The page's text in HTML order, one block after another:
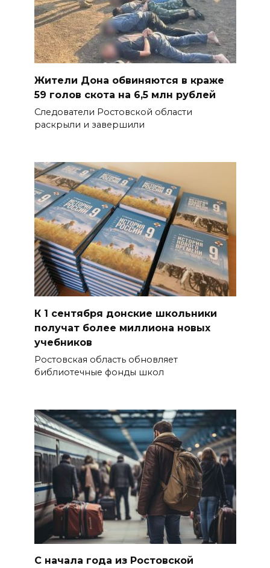
Жители Дона обвиняются в краже
59 голов скота на 6,5 млн рублей
Следователи Ростовской области
раскрыли и завершили
К 1 сентября донские школьники
получат более миллиона новых
учебников
Ростовская область обновляет
библиотечные фонды школ
С начала года из Ростовской